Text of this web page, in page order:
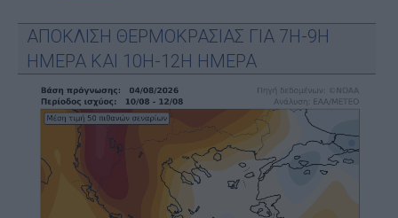
ΑΠΟΚΛΙΣΗ ΘΕΡΜΟΚΡΑΣΙΑΣ ΓΙΑ 7Η-9Η
ΗΜΕΡΑ ΚΑΙ 10Η-12Η ΗΜΕΡΑ